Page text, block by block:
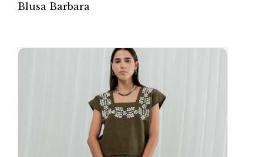
Blusa Barbara